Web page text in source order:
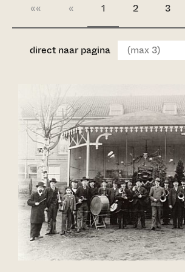
«« « 1 2 3
direct naar pagina